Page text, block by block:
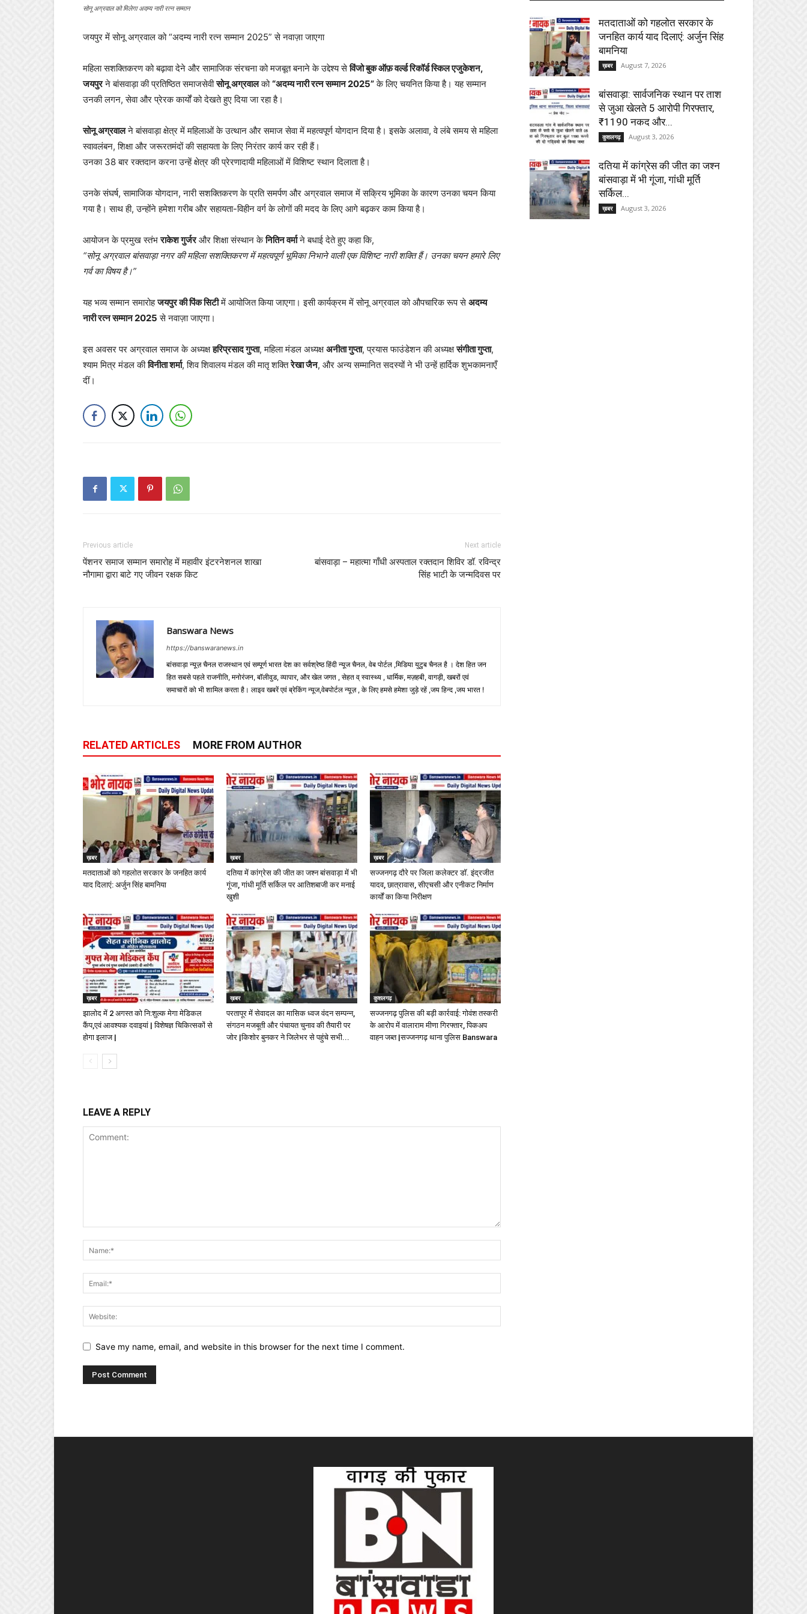
सोनू अग्रवाल को मिलेगा अदम्य नारी रत्न सम्मान
जयपुर में सोनू अग्रवाल को “अदम्य नारी रत्न सम्मान 2025” से नवाज़ा जाएगा
महिला सशक्तिकरण को बढ़ावा देने और सामाजिक संरचना को मजबूत बनाने के उद्देश्य सेविंजो बुक ऑफ़ वर्ल्ड रिकॉर्ड स्किल एजुकेशन,
जयपुरने बांसवाड़ा की प्रतिष्ठित समाजसेवीसोनू अग्रवालको“अदम्य नारी रत्न सम्मान 2025”के लिए चयनित किया है। यह सम्मान
उनकी लगन, सेवा और प्रेरक कार्यों को देखते हुए दिया जा रहा है।
सोनू अग्रवालने बांसवाड़ा क्षेत्र में महिलाओं के उत्थान और समाज सेवा में महत्वपूर्ण योगदान दिया है। इसके अलावा, वे लंबे समय से महिला
स्वावलंबन, शिक्षा और जरूरतमंदों की सहायता के लिए निरंतर कार्य कर रही हैं।
उनका 38 बार रक्तदान करना उन्हें क्षेत्र की प्रेरणादायी महिलाओं में विशिष्ट स्थान दिलाता है।
उनके संघर्ष, सामाजिक योगदान, नारी सशक्तिकरण के प्रति समर्पण और अग्रवाल समाज में सक्रिय भूमिका के कारण उनका चयन किया
गया है। साथ ही, उन्होंने हमेशा गरीब और सहायता-विहीन वर्ग के लोगों की मदद के लिए आगे बढ़कर काम किया है।
आयोजन के प्रमुख स्तंभराकेश गुर्जरऔर शिक्षा संस्थान केनितिन वर्माने बधाई देते हुए कहा कि,
“सोनू अग्रवाल बांसवाड़ा नगर की महिला सशक्तिकरण में महत्वपूर्ण भूमिका निभाने वाली एक विशिष्ट नारी शक्ति हैं। उनका चयन हमारे लिए
गर्व का विषय है।”
यह भव्य सम्मान समारोहजयपुर की पिंक सिटीमें आयोजित किया जाएगा। इसी कार्यक्रम में सोनू अग्रवाल को औपचारिक रूप सेअदम्य
नारी रत्न सम्मान 2025 से नवाज़ा जाएगा।
इस अवसर पर अग्रवाल समाज के अध्यक्षहरिप्रसाद गुप्ता, महिला मंडल अध्यक्षअनीता गुप्ता, प्रयास फाउंडेशन की अध्यक्षसंगीता गुप्ता,
श्याम मित्र मंडल कीविनीता शर्मा, शिव शिवालय मंडल की मातृ शक्तिरेखा जैन, और अन्य सम्मानित सदस्यों ने भी उन्हें हार्दिक शुभकामनाएँ
दीं।
Previous article
पेंशनर समाज सम्मान समारोह में महावीर इंटरनेशनल शाखा
नौगामा द्वारा बाटे गए जीवन रक्षक किट
Next article
बांसवाड़ा – महात्मा गाँधी अस्पताल रक्तदान शिविर डॉ. रविन्द्र
सिंह भाटी के जन्मदिवस पर
Banswara News
https://banswaranews.in
बांसवाड़ा न्यूज़ चैनल राजस्थान एवं सम्पूर्ण भारत देश का सर्वश्रेष्ठ हिंदी न्‍यूज चैनल, वेब पोर्टल ,मिडिया युटुब चैनल है । देश हित जन
हित सबसे पहले राजनीति, मनोरंजन, बॉलीवुड, व्यापार, और खेल जगत , सेहत व् स्वास्थ्य , धार्मिक, मज़हबी, वागड़ी, खबरों एवं
समाचारों को भी शामिल करता है। लाइव खबरें एवं ब्रेकिंग न्यूज,वेबपोर्टल न्यूज़ , के लिए हमसे हमेशा जुड़े रहें ,जय हिन्द ,जय भारत !
RELATED ARTICLES MORE FROM AUTHOR
ख़बर
मतदाताओं को गहलोत सरकार के जनहित कार्य
याद दिलाएं: अर्जुन सिंह बामनिया
ख़बर
दतिया में कांग्रेस की जीत का जश्न बांसवाड़ा में भी
गूंजा, गांधी मूर्ति सर्किल पर आतिशबाजी कर मनाई
खुशी
ख़बर
सज्जनगढ़ दौरे पर जिला कलेक्टर डॉ. इंद्रजीत
यादव, छात्रावास, सीएचसी और एनीकट निर्माण
कार्यों का किया निरीक्षण
ख़बर
झालोद में 2 अगस्त को नि:शुल्क मेगा मेडिकल
कैंप,एवं आवश्यक दवाइयां | विशेषज्ञ चिकित्सकों से
होगा इलाज |
ख़बर
परतापूर में सेवादल का मासिक ध्वज वंदन सम्पन्न,
संगठन मजबूती और पंचायत चुनाव की तैयारी पर
जोर |किशोर बुनकर ने जिलेभर से पहुंचे सभी...
कुशलगढ़
सज्जनगढ़ पुलिस की बड़ी कार्रवाई: गोवंश तस्करी
के आरोप में वालाराम मीणा गिरफ्तार, पिकअप
वाहन जब्त |सज्जनगढ़ थाना पुलिस Banswara
LEAVE A REPLY
Save my name, email, and website in this browser for the next time I comment.
मतदाताओं को गहलोत सरकार के
जनहित कार्य याद दिलाएं: अर्जुन सिंह
बामनिया
ख़बर August 7, 2026
बांसवाड़ा: सार्वजनिक स्थान पर ताश
से जुआ खेलते 5 आरोपी गिरफ्तार,
₹1190 नकद और...
कुशलगढ़ August 3, 2026
दतिया में कांग्रेस की जीत का जश्न
बांसवाड़ा में भी गूंजा, गांधी मूर्ति
सर्किल...
ख़बर August 3, 2026